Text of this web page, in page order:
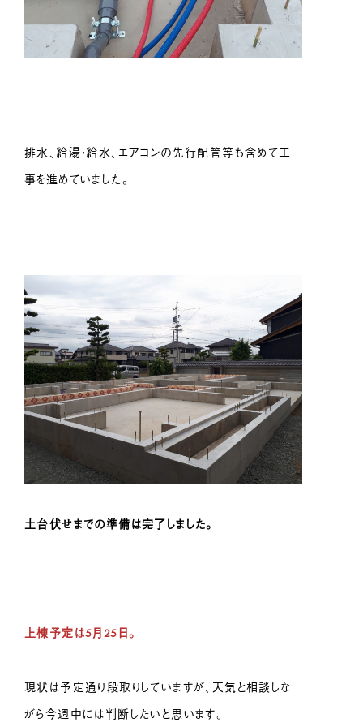
排水、給湯・給水、エアコンの先行配管等も含めて工
事を進めていました。
土台伏せまでの準備は完了しました。
上棟予定は5月25日。
現状は予定通り段取りしていますが、天気と相談しな
がら今週中には判断したいと思います。